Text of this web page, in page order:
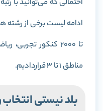
تا 2000 کنکور
مناطق 1 تا 3 قراردادیم.
بلد نیستی